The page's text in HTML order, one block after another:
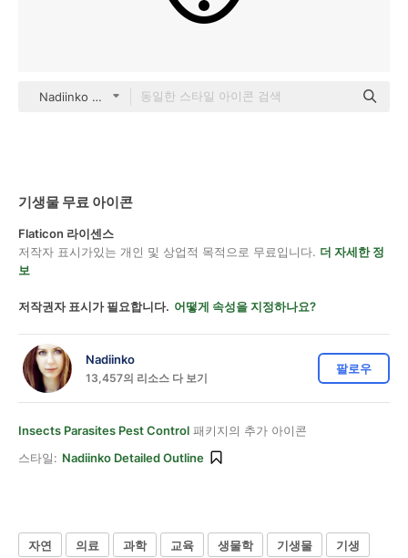
Nadiinko Detailed Outline
기생물 무료 아이콘
Flaticon 라이센스
저작자 표시가있는 개인 및 상업적 목적으로 무료입니다. 더 자세한 정
보
저작권자 표시가 필요합니다. 어떻게 속성을 지정하나요?
Nadiinko
13,457의 리소스 다 보기
팔로우
Insects Parasites Pest Control 패키지의 추가 아이콘
스타일: Nadiinko Detailed Outline
자연 의료 과학 교육 생물학 기생물
기생